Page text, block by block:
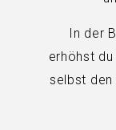
In der
erhöhst
selbst den